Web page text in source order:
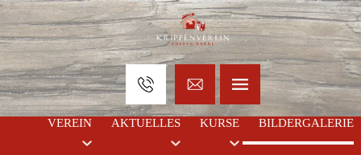
VEREIN AKTUELLES KURSE BILDERGALERIE